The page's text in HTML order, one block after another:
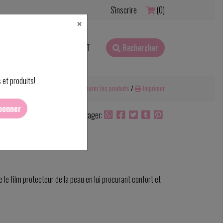
S'inscrire (0)
CONTACT Rechercher
Ajouter pour comparer Comparer les produits / Imprimer
Partager:
film protecteur de la peau en lui procurant confort et
×
produits!